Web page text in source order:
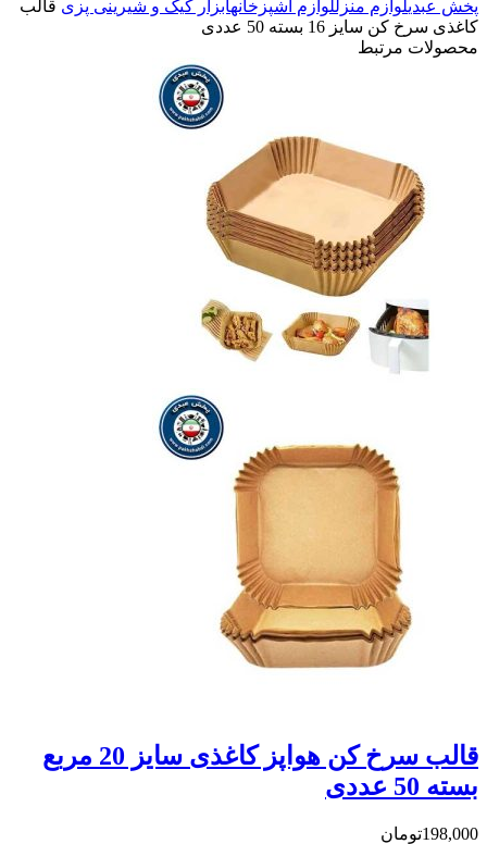
لوازم منزللوازم آشپزخانه ابزار کیک و شیرینی پزیقالب
16 بسته 50 عددی
مرتبط
قالب سرخ کن هواپز کاغذی سایز 20 مربع
تومان